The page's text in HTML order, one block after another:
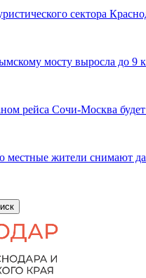
сектора
мосту выросла до 9
рейса Сочи-Москва
местные жители снимают